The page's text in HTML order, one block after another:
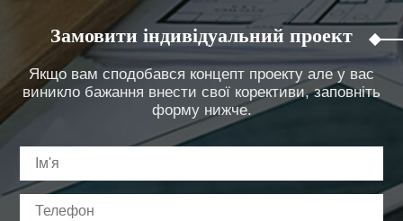
Замовити індивідуальний проект
Якщо вам сподобався концепт проекту але у вас
виникло бажання внести свої корективи, заповніть
форму нижче.